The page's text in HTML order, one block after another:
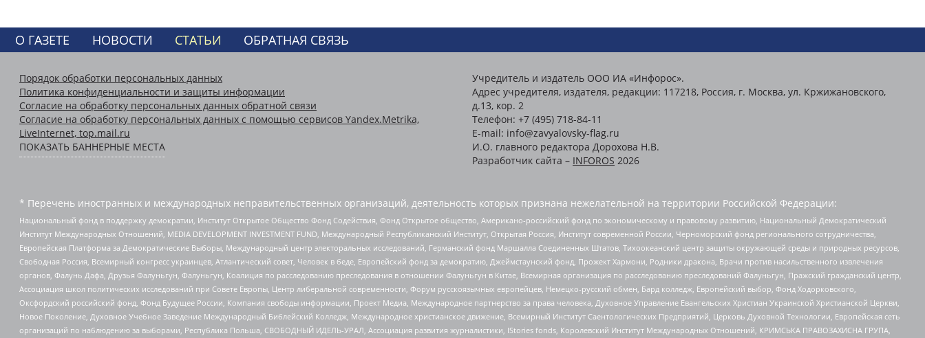
О ГАЗЕТЕ НОВОСТИ СТАТЬИ ОБРАТНАЯ СВЯЗЬ
Порядок обработки персональных данных
Политика конфиденциальности и защиты информации
Согласие на обработку персональных данных обратной связи
Согласие на обработку персональных данных с помощью сервисов Yandex.Metrika,
LiveInternet, top.mail.ru
ПОКАЗАТЬ БАННЕРНЫЕ МЕСТА
Учредитель и издатель ООО ИА «Инфорос».
Адрес учредителя, издателя, редакции: 117218, Россия, г. Москва, ул. Кржижановского,
д.13, кор. 2
Телефон: +7 (495) 718-84-11
E-mail: info@zavyalovsky-flag.ru
И.О. главного редактора Дорохова Н.В.
Разработчик сайта – INFOROS 2026
* Перечень иностранных и международных неправительственных организаций, деятельность которых признана нежелательной на территории Российской Федерации:
Национальный фонд в поддержку демократии, Институт Открытое Общество Фонд Содействия, Фонд Открытое общество, Американо-российский фонд по экономическому и правовому развитию, Национальный Демократический
Институт Международных Отношений, MEDIA DEVELOPMENT INVESTMENT FUND, Международный Республиканский Институт, Открытая Россия, Институт современной России, Черноморский фонд регионального сотрудничества,
Европейская Платформа за Демократические Выборы, Международный центр электоральных исследований, Германский фонд Маршалла Соединенных Штатов, Тихоокеанский центр защиты окружающей среды и природных ресурсов,
Свободная Россия, Всемирный конгресс украинцев, Атлантический совет, Человек в беде, Европейский фонд за демократию, Джеймстаунский фонд, Прожект Хармони, Родники дракона, Врачи против насильственного извлечения
органов, Фалунь Дафа, Друзья Фалуньгун, Фалуньгун, Коалиция по расследованию преследования в отношении Фалуньгун в Китае, Всемирная организация по расследованию преследований Фалуньгун, Пражский гражданский центр,
Ассоциация школ политических исследований при Совете Европы, Центр либеральной современности, Форум русскоязычных европейцев, Немецко-русский обмен, Бард колледж, Европейский выбор, Фонд Ходорковского,
Оксфордский российский фонд, Фонд Будущее России, Компания свободы информации, Проект Медиа, Международное партнерство за права человека, Духовное Управление Евангельских Христиан Украинской Христианской Церкви,
Новое Поколение, Духовное Учебное Заведение Международный Библейский Колледж, Международное христианское движение, Всемирный Институт Саентологических Предприятий, Церковь Духовной Технологии, Европейская сеть
организаций по наблюдению за выборами, Республика Польша, СВОБОДНЫЙ ИДЕЛЬ-УРАЛ, Ассоциация развития журналистики, IStories fonds, Королевский Институт Международных Отношений, КРИМСЬКА ПРАВОЗАХИСНА ГРУПА,